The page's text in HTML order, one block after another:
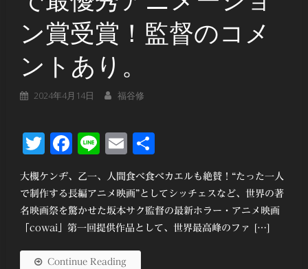
ン賞受賞！監督のコメ
ントあり。
2024年4月14日 福谷修
Twitter
Facebook
LineEmail
大槻ケンヂ、乙一、人間食べ食べカエルも絶賛！“たった一人
で制作する長編アニメ映画”としてシッチェスなど、世界の著
名映画祭を驚かせた坂本サク監督の最新ホラー・アニメ映画
「cowai」第一回提供作品として、世界最高峰のファ […]
Continue Reading